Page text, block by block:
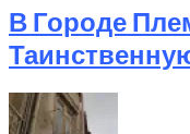
В Городе